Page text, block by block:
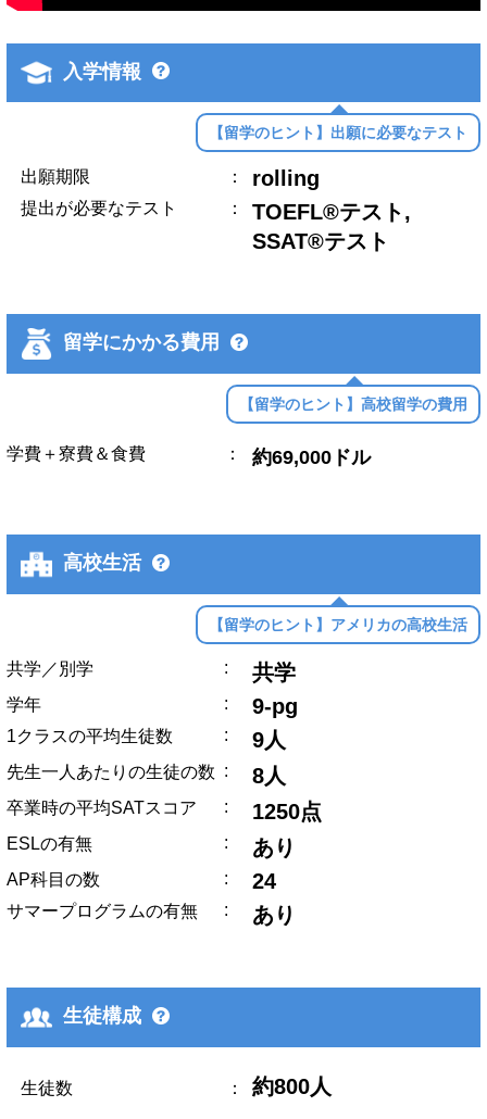
入学情報
【留学のヒント】出願に必要なテスト
出願期限 ： rolling
提出が必要なテスト ：
TOEFL®テスト,
SSAT®テスト
留学にかかる費用
【留学のヒント】高校留学の費用
学費＋寮費＆食費 ： 約69,000ドル
高校生活
【留学のヒント】アメリカの高校生活
共学／別学 : 共学
学年 : 9-pg
1クラスの平均生徒数 : 9人
先生一人あたりの生徒の数 : 8人
卒業時の平均SATスコア : 1250点
ESLの有無 : あり
AP科目の数 : 24
サマープログラムの有無 : あり
生徒構成
生徒数 ： 約800人